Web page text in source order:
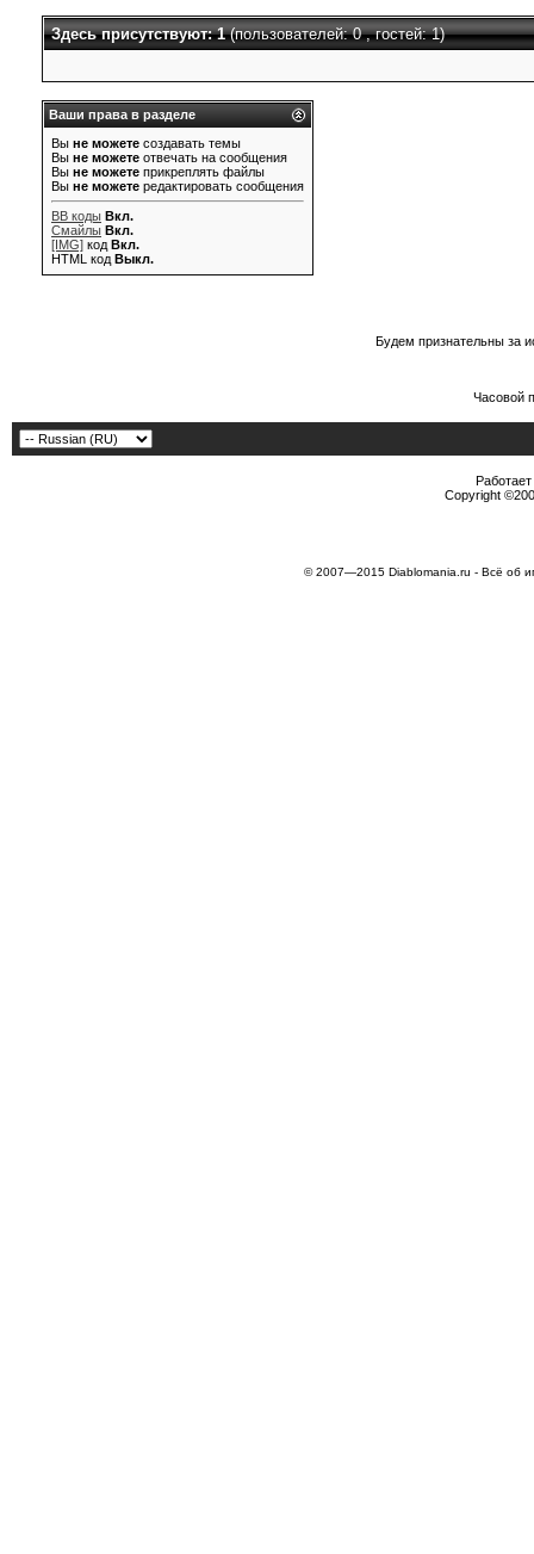
Здесь присутствуют: 1(пользователей: 0 , гостей: 1)
Ваши права в разделе
Вы не можете создавать темы
Вы не можете отвечать на сообщения
Вы не можете прикреплять файлы
Вы не можете редактировать сообщения
BB коды Вкл.
Смайлы Вкл.
[IMG] код Вкл.
HTML код Выкл.
Будем признательны за
Часовой
Copyright
© 2007—2015 Diablomania.ru - Всё об